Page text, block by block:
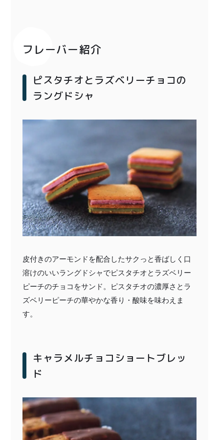
フレーバー紹介
ピスタチオとラズベリーチョコの
ラングドシャ
皮付きのアーモンドを配合したサクっと香ばしく口
溶けのいいラングドシャでピスタチオとラズベリー
ピーチのチョコをサンド。ピスタチオの濃厚さとラ
ズベリーピーチの華やかな香り・酸味を味わえま
す。
キャラメルチョコショートブレッ
ド